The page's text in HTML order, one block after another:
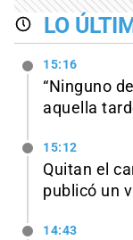
LO
15:16
“Ninguno
aquella
15:12
Quitan el
publicó un
14:43